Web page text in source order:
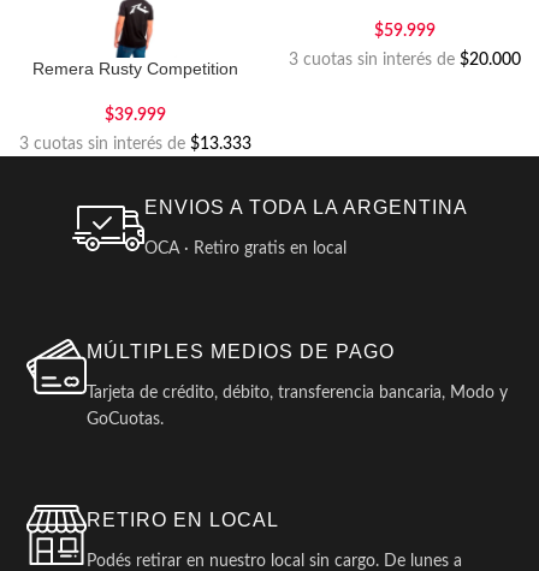
Remera Rusty Competition
$39.999
3 cuotas sin interés de $13.333
$59.999
3 cuotas sin interés de $20.000
ENVIOS A TODA LA ARGENTINA
OCA · Retiro gratis en local
MÚLTIPLES MEDIOS DE PAGO
Tarjeta de crédito, débito, transferencia bancaria, Modo y
GoCuotas.
RETIRO EN LOCAL
Podés retirar en nuestro local sin cargo. De lunes a